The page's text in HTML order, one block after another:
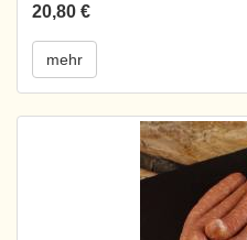
20,80 €
mehr